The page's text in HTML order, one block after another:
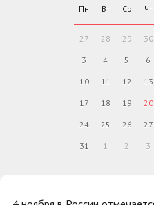
Пн Вт Ср Чт
27 28 29 30
3 4 5 6
10 11 12 13
17 18 19 20
24 25 26 27
31 1 2 3